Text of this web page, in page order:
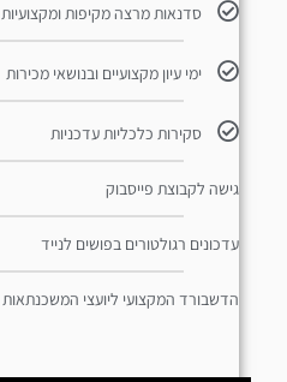
סדנאות מרצה מקיפות ומקצועיות
ימי עיון מקצועיים ובנושאי מכירות
סקירות כלכליות עדכניות
גישה לקבוצת פייסבוק
עדכונים רגולטורים בפושים לנייד​
הדשבורד המקצועי ליועצי המשכנתאות